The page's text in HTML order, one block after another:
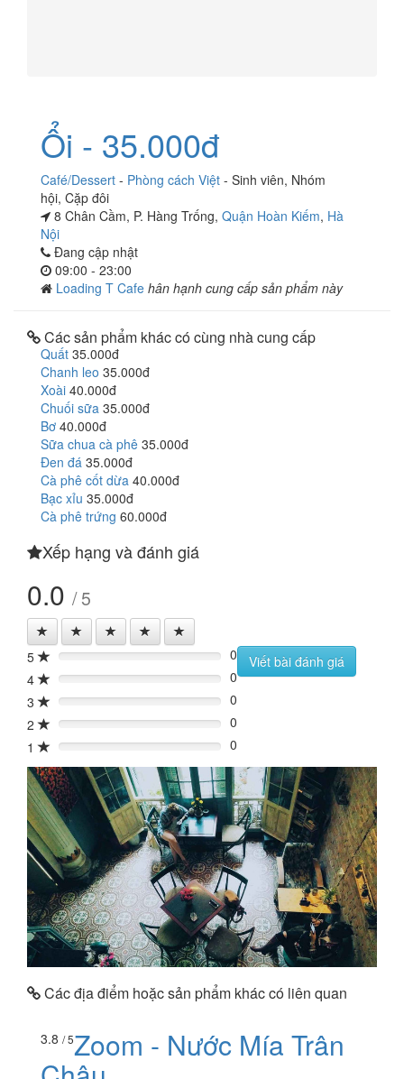
Ổi - 35.000đ
Café/Dessert - Phòng cách Việt - Sinh viên, Nhóm
hội, Cặp đôi
8 Chân Cầm, P. Hàng Trống, Quận Hoàn Kiếm, Hà
Nội
Đang cập nhật
09:00 - 23:00
Loading T Cafe hân hạnh cung cấp sản phẩm này
Các sản phẩm khác có cùng nhà cung cấp
Quất 35.000đ
Chanh leo 35.000đ
Xoài 40.000đ
Chuối sữa 35.000đ
Bơ 40.000đ
Sữa chua cà phê 35.000đ
Đen đá 35.000đ
Cà phê cốt dừa 40.000đ
Bạc xỉu 35.000đ
Cà phê trứng 60.000đ
Xếp hạng và đánh giá
0.0 / 5
5 0%
0
4
0%
0
3
0%
0
2
0%
0
1
0% 0
Viết bài đánh giá
Các địa điểm hoặc sản phẩm khác có liên quan
3.8 / 5Zoom - Nước Mía Trân